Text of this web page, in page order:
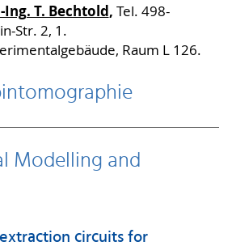
T. Bechtold, Tel. 498-
Str. 2, 1.
Raum L 126.
Modelling and
circuits for